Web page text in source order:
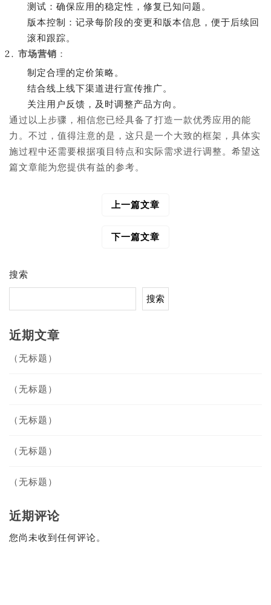
测试：确保应用的稳定性，修复已知问题。
版本控制：记录每阶段的变更和版本信息，便于后续回
滚和跟踪。
市场营销 ：
制定合理的定价策略。
结合线上线下渠道进行宣传推广。
关注用户反馈，及时调整产品方向。
通过以上步骤，相信您已经具备了打造一款优秀应用的能
力。不过，值得注意的是，这只是一个大致的框架，具体实
施过程中还需要根据项目特点和实际需求进行调整。希望这
篇文章能为您提供有益的参考。
上一篇文章
下一篇文章
搜索
搜索
近期文章
（无标题）
（无标题）
（无标题）
（无标题）
（无标题）
近期评论
您尚未收到任何评论。